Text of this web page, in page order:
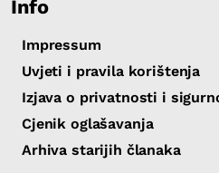
Info
Impressum
Uvjeti i pravila korištenja
Izjava o privatnosti i
Cjenik oglašavanja
Arhiva starijih članaka